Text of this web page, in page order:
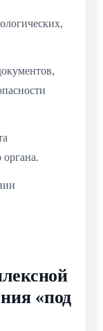
органа.
«под